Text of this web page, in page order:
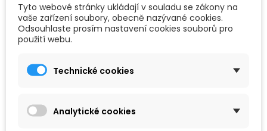
Tyto webové stránky ukládají v souladu se zákony na
vaše zařízení soubory, obecně nazývané cookies.
Odsouhlaste prosím nastavení cookies souborů pro
použití webu.
Technické cookies
Analytické cookies